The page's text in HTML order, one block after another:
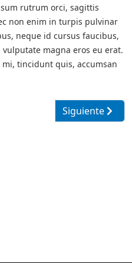
rutrum orci, sagittis
non enim in turpis pulvinar
neque id cursus faucibus,
magna eros eu erat.
tincidunt quis, accumsan
InitiativesArtículo
Siguiente